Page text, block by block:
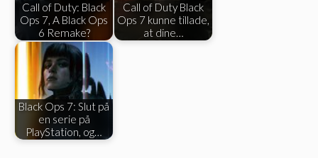
Call of Duty: Black
Ops 7, A Black Ops
6 Remake?
Call of Duty Black
Ops 7 kunne tillade,
at dine…
Black Ops 7: Slut på
en serie på
PlayStation, og…